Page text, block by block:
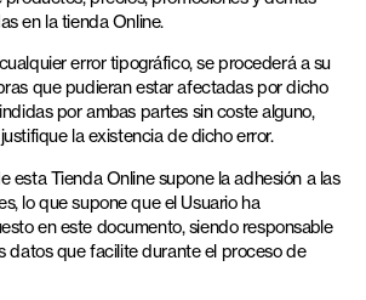
en la tienda Online.
error tipográfico, se procederá a su
que pudieran estar afectadas por dicho
por ambas partes sin coste alguno,
la existencia de dicho error.
esta Tienda Online supone la adhesión a las
lo que supone que el Usuario ha
en este documento, siendo responsable
datos que facilite durante el proceso de